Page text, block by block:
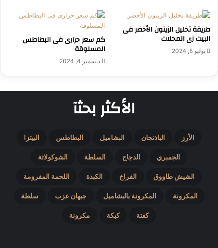
طريقة تخليل الزيتون الأخضر فى
البيت زى المحلات
يوليو 8, 2024
كم سعر حرارى فى البطاطس
المسلوقة
ديسمبر 4, 2024
الأكثر بحثآ
الأرز الباذنجان البشاميل البطاطس البيتزا
الجمبري الدجاج السلطة الشوكولاتة
الشيش طاووق الفراخ الكبدة اللحمة المفرومة
المكرونة المكرونة بالبشاميل جيهان عزب سلطة
كفتة كيكة مكرونة